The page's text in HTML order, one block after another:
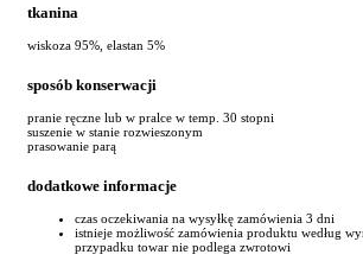
tkanina
wiskoza 95%, elastan 5%
sposób konserwacji
pranie ręczne lub w pralce w temp. 30 stopni
suszenie w stanie rozwieszonym
prasowanie parą
dodatkowe informacje
czas oczekiwania na wysyłkę zamówienia 3 dni
istnieje możliwość zamówienia produktu według
przypadku towar nie podlega zwrotowi